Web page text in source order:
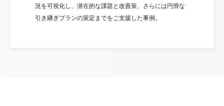
況を可視化し、潜在的な課題と改善策、さらには円滑な
引き継ぎプランの策定までをご支援した事例。